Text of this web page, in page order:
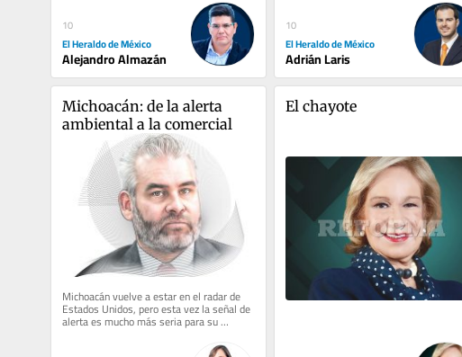
10
El Heraldo de México
Alejandro Almazán
10
El Heraldo de México
Adrián Laris
Michoacán: de la alerta
ambiental a la comercial
Michoacán vuelve a estar en el radar de
Estados Unidos, pero esta vez la señal de
alerta es mucho más seria para su
economía. Hay que recordar que...
El chayote